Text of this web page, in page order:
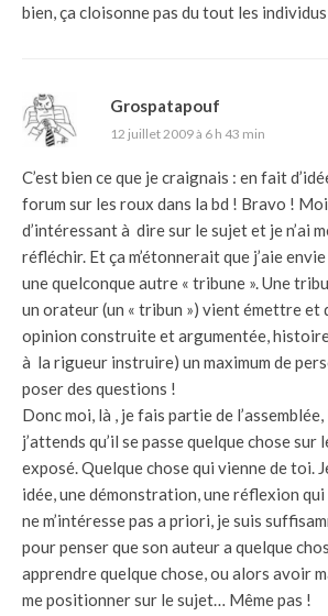
bien, ça cloisonne pas du tout les individus
Grospatapouf
12 juillet 2009 à 6 h 43 min
C’est bien ce que je craignais : en fait
forum sur les roux dans la bd ! Bravo !
d’intéressant à dire sur le sujet et je n’ai
réfléchir. Et ça m’étonnerait que j’aie
une quelconque autre « tribune ». Une
un orateur (un « tribun ») vient émettre et
opinion construite et argumentée,
à la rigueur instruire) un maximum de
poser des questions !
Donc moi, là , je fais partie de
j’attends qu’il se passe quelque chose sur
exposé. Quelque chose qui vienne de toi.
idée, une démonstration, une réflexion
ne m’intéresse pas a priori, je suis
pour penser que son auteur a quelque
apprendre quelque chose, ou alors avoir
me positionner sur le sujet… Même pas !